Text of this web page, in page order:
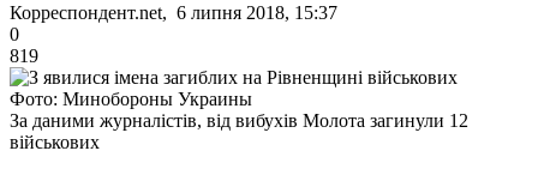
Корреспондент.net, 6 липня 2018, 15:37
0
819
Фото: Минобороны Украины
За даними журналістів, від вибухів Молота загинули 12
військових